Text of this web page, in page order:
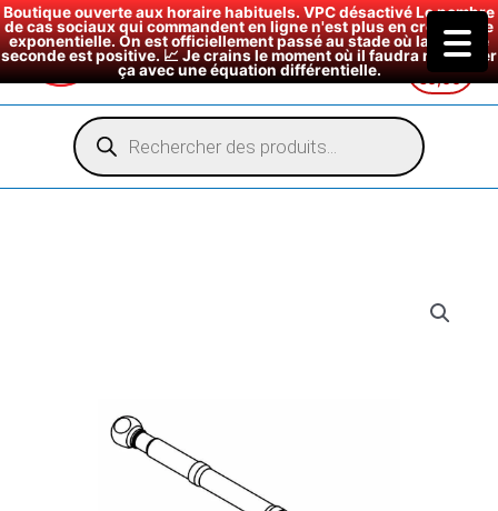
Boutique ouverte aux horaire habituels. VPC désactivé Le nombre
de cas sociaux qui commandent en ligne n'est plus en croissance
exponentielle. On est officiellement passé au stade où la dérivée
seconde est positive. 📈 Je crains le moment où il faudra modéliser
ça avec une équation différentielle.
€0,00
Recherche
de
produits